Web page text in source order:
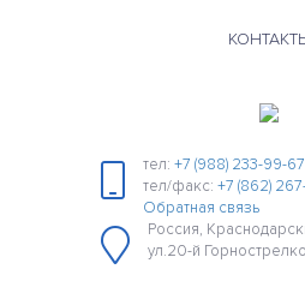
тел: +7 (988) 233-99-67
тел/факс: +7 (862)
Обратная связь
Россия,
ул.20-й